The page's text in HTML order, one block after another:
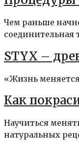
Чем раньше
соединительная
STYX –
«Жизнь
Как
Научиться
натуральных